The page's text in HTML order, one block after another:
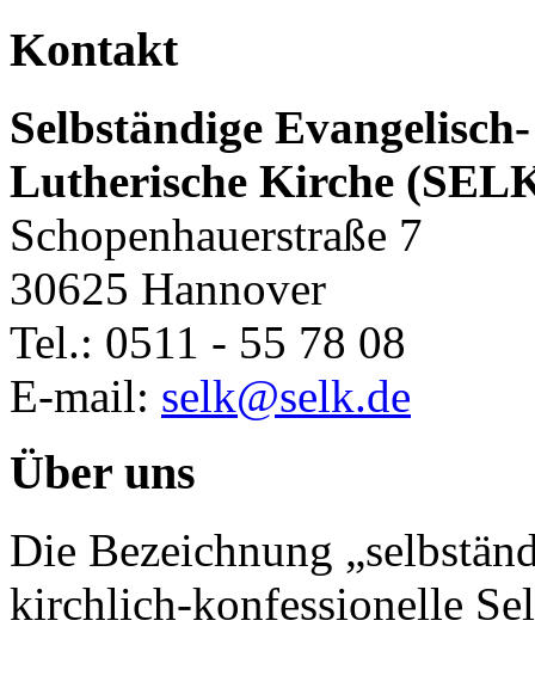
Kontakt
Selbständige Evangelisch-
Lutherische Kirche
Schopenhauerstraße 7
30625 Hannover
Tel.: 0511 - 55 78 08
E-mail: selk@selk.de
Über uns
Die Bezeichnung
kirchlich-konfessionelle